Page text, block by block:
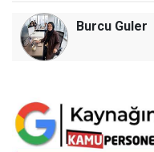
Burcu Guler